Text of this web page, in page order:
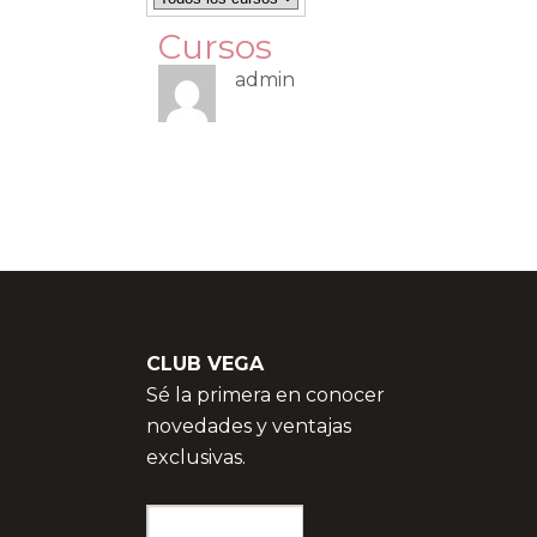
Cursos
admin
CLUB VEGA
Sé la primera en conocer
novedades y ventajas
exclusivas.